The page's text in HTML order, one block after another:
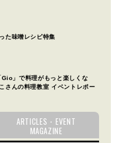
た味噌レシピ特集
」で料理がもっと楽しくな
さんの料理教室 イベントレポー
ARTICLES・EVENT
MAGAZINE